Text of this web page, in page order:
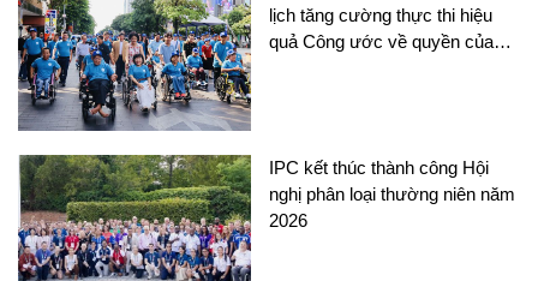
lịch tăng cường thực thi hiệu
quả Công ước về quyền của
IPC kết thúc thành công Hội
nghị phân loại thường niên năm
2026